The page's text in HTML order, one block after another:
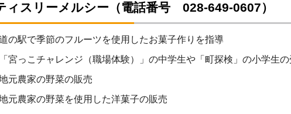
ィスリーメルシー（電話番号 028-649-0607）
の駅で季節のフルーツを使用したお菓子作りを指導
「宮っこチャレンジ（職場体験）」の中学生や「町探検」の小学生
元農家の野菜の販売
元農家の野菜を使用した洋菓子の販売